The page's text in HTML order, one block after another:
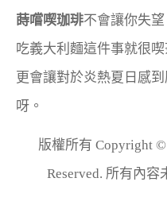
蒔嚐喫珈琲不會讓你失
吃義大利麵這件事就很
更會讓對於炎熱夏日感
呀。
版權所有 Copyright
Reserved. 所有內容